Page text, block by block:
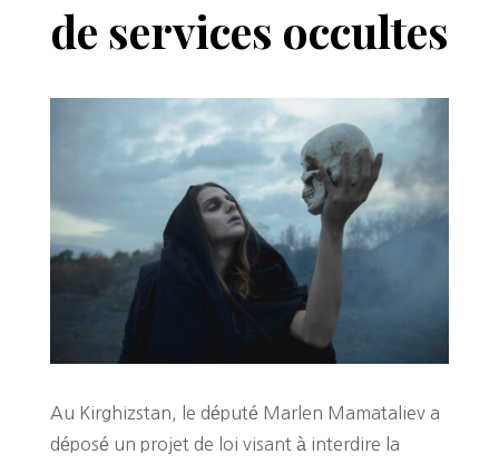
de services occultes
Au Kirghizstan, le député Marlen Mamataliev a
déposé un projet de loi visant à interdire la